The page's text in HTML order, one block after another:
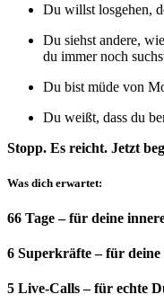
Du willst losgehen,
Du siehst andere,
du immer noch
Du bist müde von
Du weißt, dass du
Stopp. Es reicht. Jetzt
Was dich erwartet:
66 Tage – für deine
6 Superkräfte – für deine
5 Live-Calls – für echte